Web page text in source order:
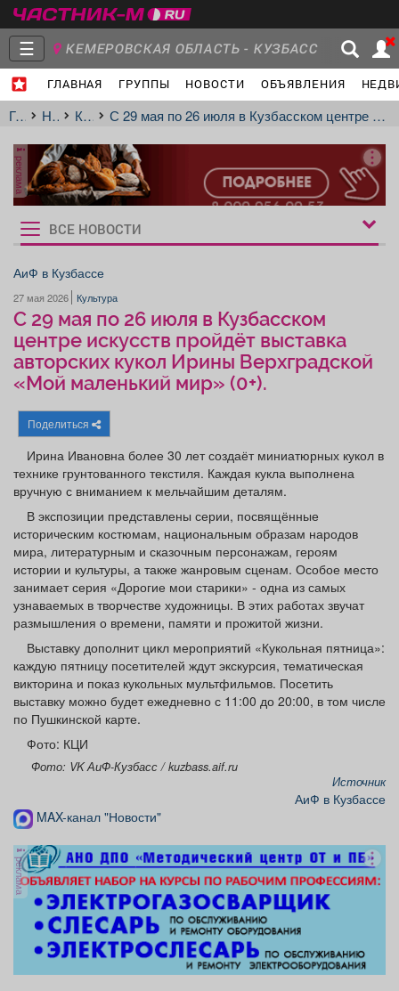
☰ КЕМЕРОВСКАЯ ОБЛАСТЬ - КУЗБАСС
ГЛАВНАЯ ГРУППЫ НОВОСТИ ОБЪЯВЛЕНИЯ
Главная
Объявления Недвижимость Услуги
Работа Транспорт
Афиша
ТВ программа Я - пенсионер
ГлавнаяНовостиКультураС 29 мая по 26 июля в Кузбасском центре искусств пройдёт выставка авторских кукол Ирины Верхградской «Мой маленький мир» (0+).
реклама
Рукбрики
новостей
ВСЕ НОВОСТИ
АиФ в Кузбассе
27 мая 2026 Культура
С 29 мая по 26 июля в Кузбасском
центре искусств пройдёт выставка
авторских кукол Ирины Верхградской
«Мой маленький мир» (0+).
Поделиться
Ирина Ивановна более 30 лет создаёт миниатюрных кукол в
технике грунтованного текстиля. Каждая кукла выполнена
вручную с вниманием к мельчайшим деталям.
В экспозиции представлены серии, посвящённые
историческим костюмам, национальным образам народов
мира, литературным и сказочным персонажам, героям
истории и культуры, а также жанровым сценам. Особое место
занимает серия «Дорогие мои старики» - одна из самых
узнаваемых в творчестве художницы. В этих работах звучат
размышления о времени, памяти и прожитой жизни.
Выставку дополнит цикл мероприятий «Кукольная пятница»:
каждую пятницу посетителей ждут экскурсия, тематическая
викторина и показ кукольных мультфильмов. Посетить
выставку можно будет ежедневно с 11:00 до 20:00, в том числе
по Пушкинской карте.
Фото: КЦИ
Фото: VK АиФ-Кузбасс / kuzbass.aif.ru
Источник
АиФ в Кузбассе
MAX-канал "Новости"
реклама